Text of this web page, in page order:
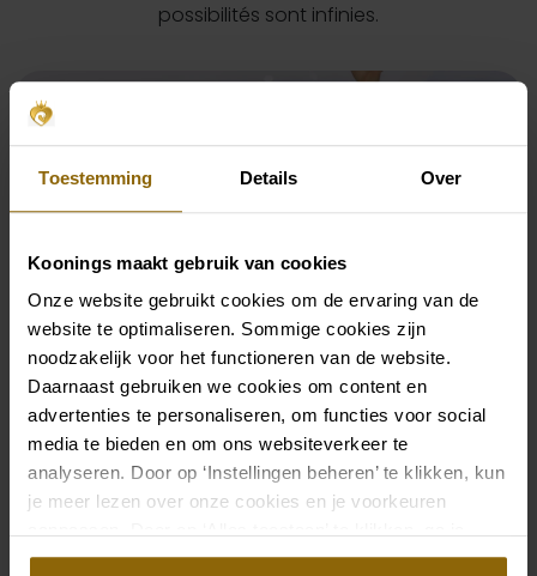
Toestemming Details Over
Koonings maakt gebruik van cookies
Onze website gebruikt cookies om de ervaring van de
website te optimaliseren. Sommige cookies zijn
noodzakelijk voor het functioneren van de website.
Daarnaast gebruiken we cookies om content en
advertenties te personaliseren, om functies voor social
media te bieden en om ons websiteverkeer te
analyseren. Door op ‘Instellingen beheren’ te klikken, kun
je meer lezen over onze cookies en je voorkeuren
akkoord met het gebruik van alle cookies.
possibilités sont infinies.